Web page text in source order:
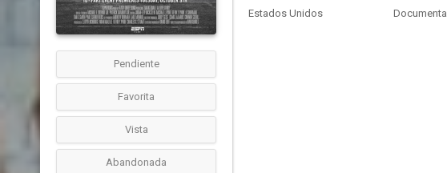
Pendiente
Favorita
Vista
Abandonada
Estados Unidos Documental